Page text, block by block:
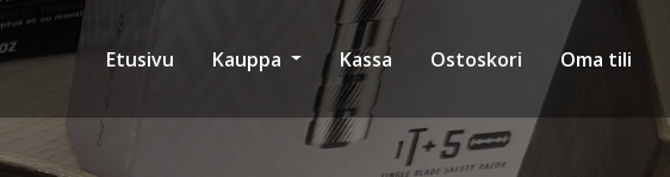
Etusivu Kauppa Kassa Ostoskori Oma tili